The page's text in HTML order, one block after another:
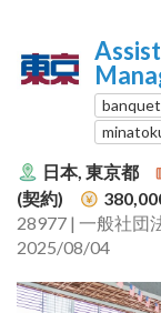
banquet
日本, 東京都
(契約)
28977 | 一般社団
2025/08/04